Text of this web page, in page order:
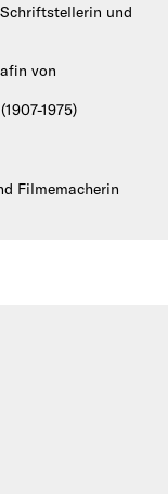
und
von
1975)
Filmemacherin